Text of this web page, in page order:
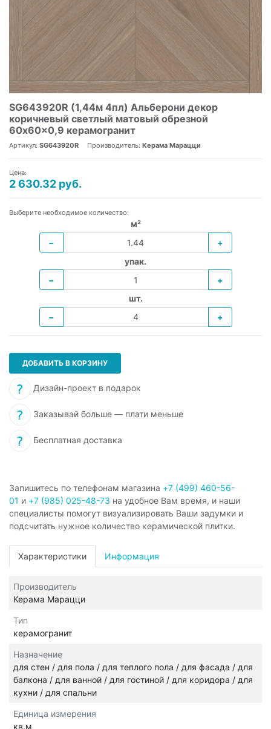
SG643920R (1,44м 4пл) Альберони декор
коричневый светлый матовый обрезной
60x60x0,9 керамогранит
Артикул: SG643920R Производитель: Керама Марацци
Цена:
2 630.32 руб.
Выберите необходимое количество:
м²
−
+
упак.
−
+
шт.
−
+
ДОБАВИТЬ В КОРЗИНУ
Дизайн-проект в подарок
Заказывай больше — плати меньше
Бесплатная доставка
Запишитесь по телефонам магазина +7 (499) 460-56-
01 и +7 (985) 025-48-73 на удобное Вам время, и наши
специалисты помогут визуализировать Ваши задумки и
подсчитать нужное количество керамической плитки.
Характеристики Информация
Производитель
Керама Марацци
Тип
керамогранит
Назначение
для стен / для пола / для теплого пола / для фасада / для
балкона / для ванной / для гостиной / для коридора / для
кухни / для спальни
Единица измерения
кв.м